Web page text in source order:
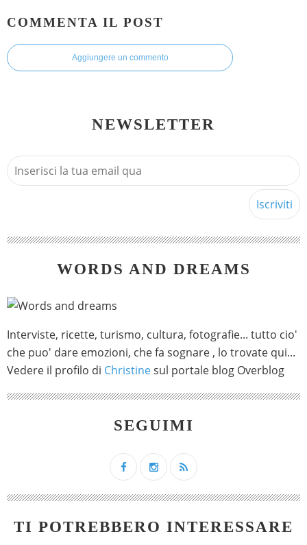
COMMENTA IL POST
Aggiungere un commento
NEWSLETTER
WORDS AND DREAMS
Interviste, ricette, turismo, cultura, fotografie... tutto cio'
che puo' dare emozioni, che fa sognare , lo trovate qui...
Vedere il profilo di Christinesul portale blog Overblog
SEGUIMI
TI POTREBBERO INTERESSARE